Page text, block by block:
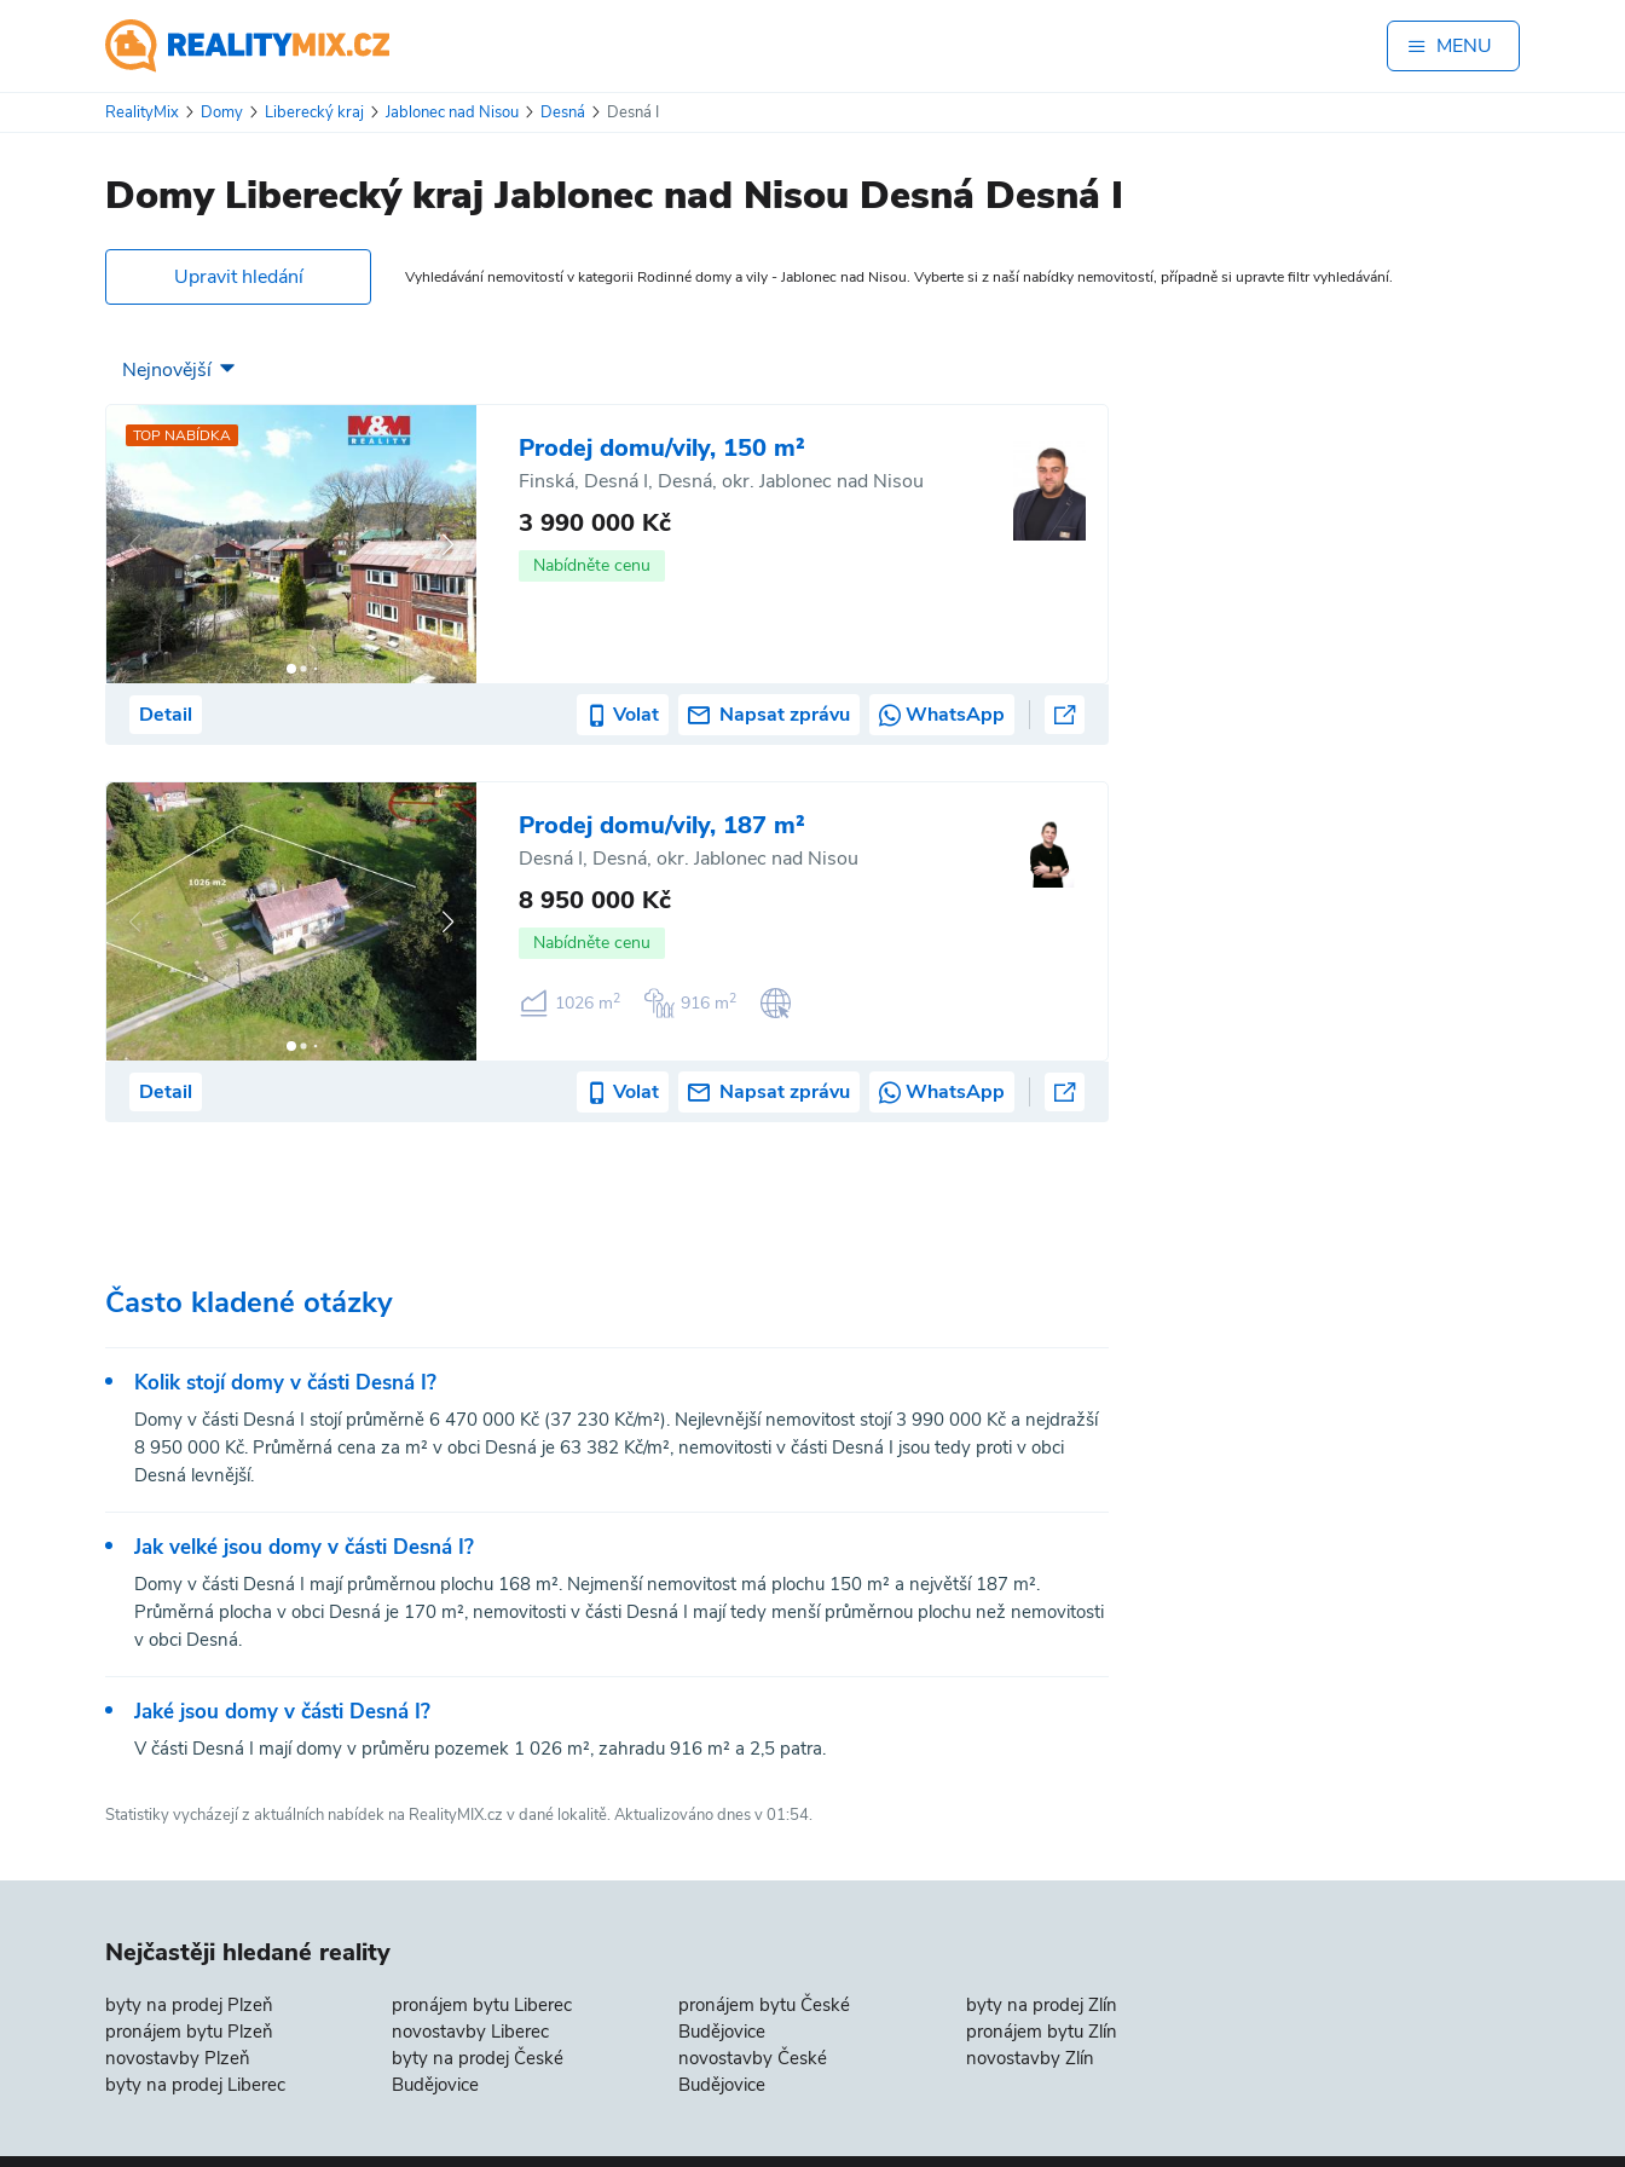
MENU
RealityMix Domy Liberecký kraj Jablonec nad Nisou Desná Desná I
Domy Liberecký kraj Jablonec nad Nisou Desná Desná I
Upravit hledání Vyhledávání nemovitostí v kategorii Rodinné domy a vily - Jablonec nad Nisou. Vyberte si z naší nabídky nemovitostí, případně si upravte filtr vyhledávání.
TOP NABÍDKA Prodej domu/vily, 150 m²
Finská, Desná I, Desná, okr. Jablonec nad Nisou
3 990 000 Kč
Nabídněte cenu
Detail Volat Napsat zprávu WhatsApp
Prodej domu/vily, 187 m²
Desná I, Desná, okr. Jablonec nad Nisou
8 950 000 Kč
Nabídněte cenu
1026 m2 916 m2
Detail Volat Napsat zprávu WhatsApp
Často kladené otázky
Kolik stojí domy v části Desná I?
Domy v části Desná I stojí průměrně 6 470 000 Kč (37 230 Kč/m²). Nejlevnější nemovitost stojí 3 990 000 Kč a nejdražší
8 950 000 Kč. Průměrná cena za m² v obci Desná je 63 382 Kč/m², nemovitosti v části Desná I jsou tedy proti v obci
Desná levnější.
Jak velké jsou domy v části Desná I?
Domy v části Desná I mají průměrnou plochu 168 m². Nejmenší nemovitost má plochu 150 m² a největší 187 m².
Průměrná plocha v obci Desná je 170 m², nemovitosti v části Desná I mají tedy menší průměrnou plochu než nemovitosti
v obci Desná.
Jaké jsou domy v části Desná I?
V části Desná I mají domy v průměru pozemek 1 026 m², zahradu 916 m² a 2,5 patra.
Statistiky vycházejí z aktuálních nabídek na RealityMIX.cz v dané lokalitě. Aktualizováno dnes v 01:54.
Nejčastěji hledané reality
byty na prodej Plzeň
pronájem bytu Plzeň
novostavby Plzeň
byty na prodej Liberec
pronájem bytu Liberec
novostavby Liberec
byty na prodej České
Budějovice
pronájem bytu České
Budějovice
novostavby České
Budějovice
byty na prodej Zlín
pronájem bytu Zlín
novostavby Zlín